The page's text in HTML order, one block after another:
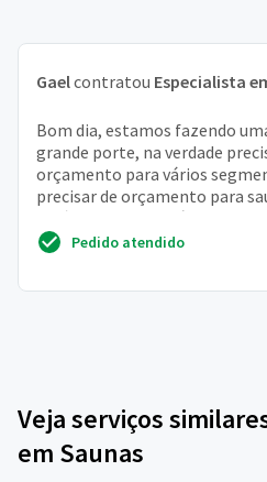
Gaelcontratou Especialista
Bom dia, estamos fazendo
grande porte, na verdade
orçamento para vários
precisar de orçamento para
está sendo construída dent...
Pedido atendido
Veja serviços
em Saunas